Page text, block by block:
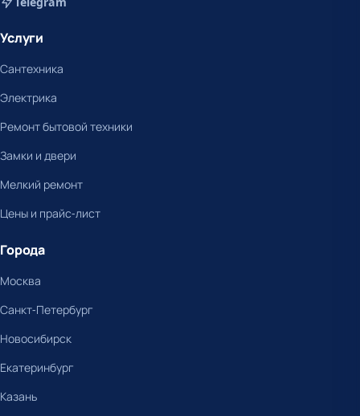
Услуги
Сантехника
Электрика
Ремонт бытовой техники
Замки и двери
Мелкий ремонт
Цены и прайс-лист
Города
Москва
Санкт-Петербург
Новосибирск
Екатеринбург
Казань